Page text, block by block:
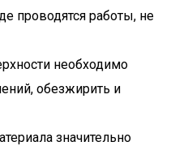
проводятся работы, не
необходимо
обезжирить и
значительно